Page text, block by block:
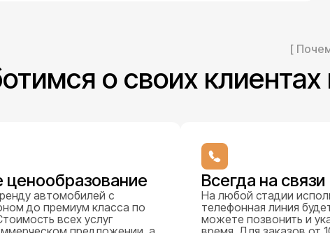
[
о своих
ценообразование
автомобилей с
до премиум класса по
всех услуг
Всегда на связи
На любой стадии
телефонная линия
можете позвонить и